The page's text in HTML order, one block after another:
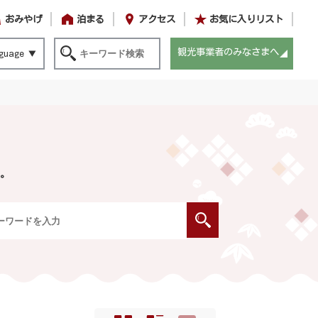
おみやげ 泊まる アクセス お気に入りリスト
観光事業者のみなさまへ